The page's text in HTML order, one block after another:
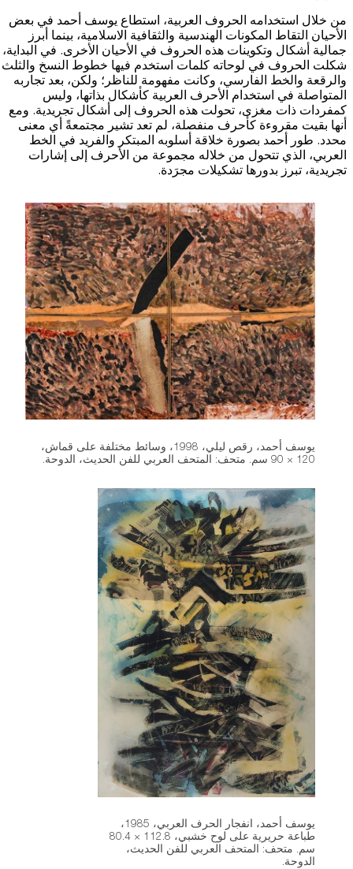
من خلال استخدامه الحروف العربية، استطاع يوسف أحمد في بعض
الأحيان التقاط المكونات الهندسية والثقافية الاسلامية، بينما أبرز
جمالية أشكال وتكوينات هذه الحروف في الأحيان الأخرى. في البداية،
شكلت الحروف في لوحاته كلمات استخدم فيها خطوط النسخ والثلث
والرقعة والخط الفارسي، وكانت مفهومة للناظر؛ ولكن، بعد تجاربه
المتواصلة في استخدام الأحرف العربية كأشكال بذاتها، وليس
كمفردات ذات مغزى، تحولت هذه الحروف إلى أشكال تجريدية. ومع
أنها بقيت مقروءة كأحرف منفصلة، لم تعد تشير مجتمعةً أي معنى
محدد. طور أحمد بصورة خلاقة أسلوبه المبتكر والفريد في الخط
العربي، الذي تتحول من خلاله مجموعة من الأحرف إلى إشارات
تجريدية، تبرز بدورها تشكيلات مجرَدة.
يوسف أحمد، رقص ليلي، 1998، وسائط مختلفة على قماش،
120 × 90 سم. متحف: المتحف العربي للفن الحديث، الدوحة.
يوسف أحمد، انفجار الحرف العربي، 1985،
طباعة حريرية على لوح خشبي، 112.8 × 80.4
سم. متحف: المتحف العربي للفن الحديث،
الدوحة.